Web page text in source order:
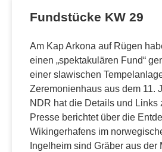
Fundstücke KW 29
Am Kap Arkona auf Rügen
einen „spektakulären Fund“
einer slawischen
Zeremonienhaus aus dem 11.
NDR hat die Details und Links
Presse berichtet über die
Wikingerhafens im
Ingelheim sind Gräber aus der